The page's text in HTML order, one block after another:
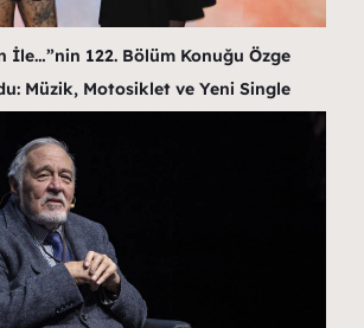
İle…”nin 122. Bölüm Konuğu Özge
Müzik, Motosiklet ve Yeni Single